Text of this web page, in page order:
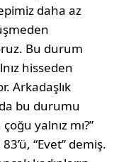
daha az
Bu durum
hisseden
Arkadaşlık
da bu durumu
yalnız mı?”
“Evet” demiş.